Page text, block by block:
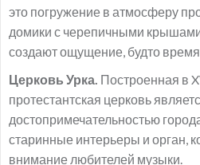
это погружение в атмосферу
домики с черепичными
создают ощущение, будто время
Церковь Урка. Построенная в
протестантская церковь
достопримечательностью
старинные интерьеры и орган,
внимание любителей музыки.